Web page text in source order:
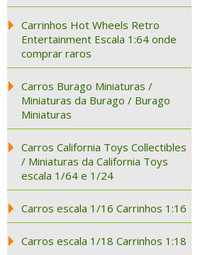
Carrinhos Hot Wheels Retro
Entertainment Escala 1:64 onde
comprar raros
Carros Burago Miniaturas /
Miniaturas da Burago / Burago
Miniaturas
Carros California Toys Collectibles
/ Miniaturas da California Toys
escala 1/64 e 1/24
Carros escala 1/16 Carrinhos 1:16
Carros escala 1/18 Carrinhos 1:18